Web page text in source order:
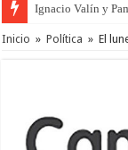
Ignacio Valín y
Inicio » Política » El